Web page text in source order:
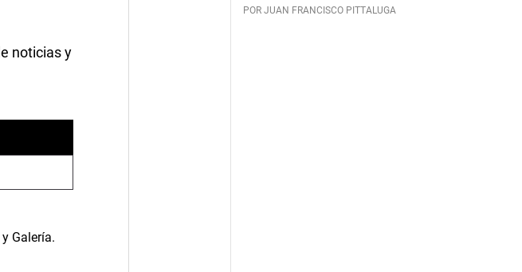
noticias y
Galería.
POR JUAN FRANCISCO PITTALUGA